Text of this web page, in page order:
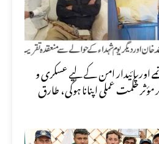
پائیدار امن کے لیے عسکری و